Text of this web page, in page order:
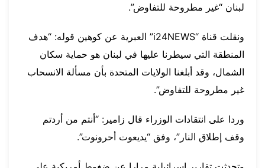
لبنان “غير مطروحة للتفاوض”.
ونقلت قناة “i24NEWS” العبرية عن كوهين قوله: “هدف
المنطقة التي سيطرنا عليها في لبنان هو حماية سكان
الشمال، وقد أبلغنا الولايات المتحدة بأن مسألة الانسحاب
غير مطروحة للتفاوض”.
وردا على انتقادات الوزراء قال زامير: “أنتم من أردتم
وقف إطلاق النار”، وفق “يديعوت أحرونوت”.